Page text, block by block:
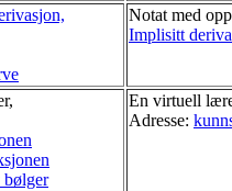
Notat med
Implisitt
bølger
En virtuell
Adresse: